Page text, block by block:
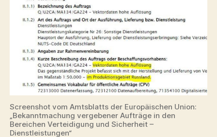
Screenshot vom Amtsblatts der Europäischen Union:
„Bekanntmachung vergebener Aufträge in den
Bereichen Verteidigung und Sicherheit –
Dienstleistungen“